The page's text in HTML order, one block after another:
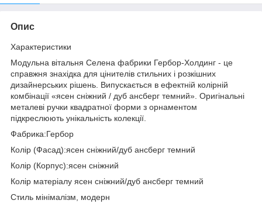
Опис
Характеристики
Модульна вітальня Селена фабрики Гербор-Холдинг - це
справжня знахідка для цінителів стильних і розкішних
дизайнерських рішень. Випускається в ефектній колірній
комбінації «ясен сніжний / дуб ансберг темний». Оригінальні
металеві ручки квадратної форми з орнаментом
підкреслюють унікальність колекції.
Фабрика:Гербор
Колір (Фасад):ясен сніжний/дуб ансберг темний
Колір (Корпус):ясен сніжний
Колір матеріалу ясен сніжний/дуб ансберг темний
Стиль мінімалізм, модерн